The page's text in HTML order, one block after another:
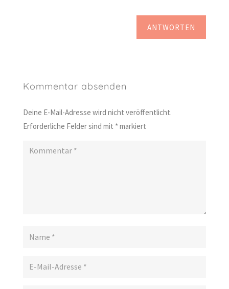
ANTWORTEN
Kommentar absenden
Deine E-Mail-Adresse wird nicht veröffentlicht.
Erforderliche Felder sind mit *markiert